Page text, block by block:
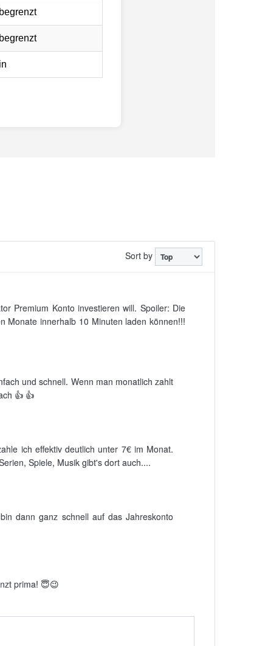
Sort by
Premium Konto investieren will. Spoiler: Die
Monate innerhalb 10 Minuten laden können!!!
und schnell. Wenn man monatlich zahlt
👍 👍
ich effektiv deutlich unter 7€ im Monat.
Spiele, Musik gibt's dort auch....
dann ganz schnell auf das Jahreskonto
prima! 😇😉